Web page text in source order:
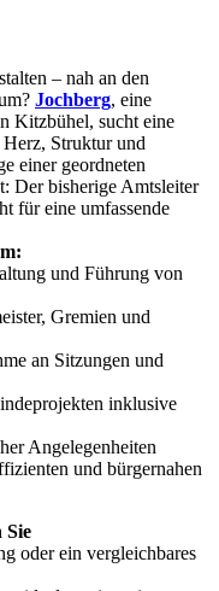
– nah an den
Jochberg, eine
Kitzbühel, sucht eine
Struktur und
einer geordneten
Der bisherige Amtsleiter
für eine umfassende
und Führung von
Gremien und
an Sitzungen und
inklusive
Angelegenheiten
und bürgernahen
Sie
oder ein vergleichbares